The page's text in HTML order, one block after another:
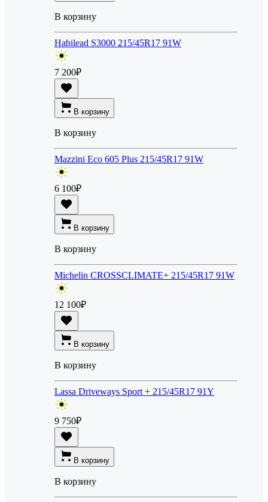
В корзину
Habilead S3000 215/45R17 91W
7 200₽
В корзину
В корзину
Mazzini Eco 605 Plus 215/45R17 91W
6 100₽
В корзину
В корзину
Michelin CROSSCLIMATE+ 215/45R17 91W
12 100₽
В корзину
В корзину
Lassa Driveways Sport + 215/45R17 91Y
9 750₽
В корзину
В корзину